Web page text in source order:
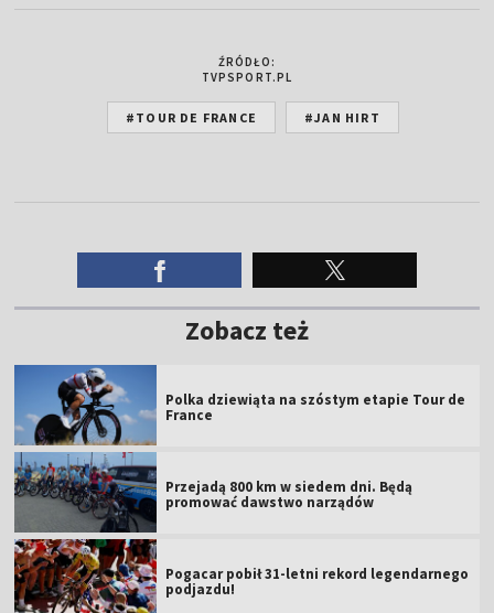
ŹRÓDŁO:
TVPSPORT.PL
#TOUR DE FRANCE #JAN HIRT
Zobacz też
Polka dziewiąta na szóstym etapie Tour de
France
Przejadą 800 km w siedem dni. Będą
promować dawstwo narządów
Pogacar pobił 31-letni rekord legendarnego
podjazdu!